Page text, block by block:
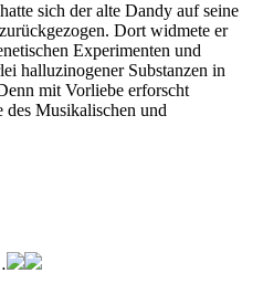
sich der alte Dandy auf seine
Dort widmete er
Experimenten und
halluzinogener Substanzen in
mit Vorliebe erforscht
Musikalischen und